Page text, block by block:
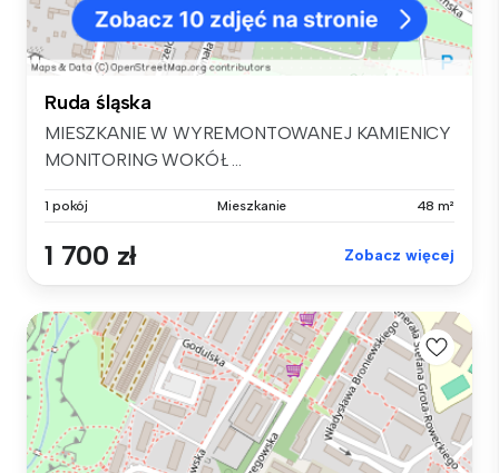
Ruda śląska
MIESZKANIE W WYREMONTOWANEJ KAMIENICY
MONITORING WOKÓŁ ...
1 pokój Mieszkanie 48 m²
1 700 zł Zobacz więcej